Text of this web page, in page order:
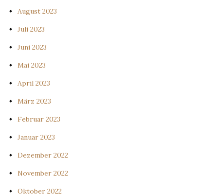
August 2023
Juli 2023
Juni 2023
Mai 2023
April 2023
März 2023
Februar 2023
Januar 2023
Dezember 2022
November 2022
Oktober 2022